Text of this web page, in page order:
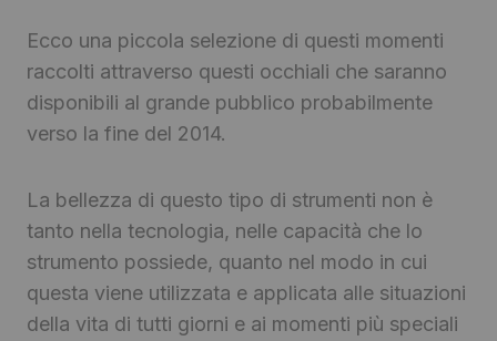
Ecco una piccola selezione di questi momenti
raccolti attraverso questi occhiali che saranno
disponibili al grande pubblico probabilmente
verso la fine del 2014.
La bellezza di questo tipo di strumenti non è
tanto nella tecnologia, nelle capacità che lo
strumento possiede, quanto nel modo in cui
questa viene utilizzata e applicata alle situazioni
della vita di tutti giorni e ai momenti più speciali